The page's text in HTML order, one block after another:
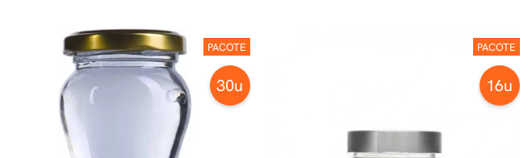
PACOTE
30u
PACOTE
16u